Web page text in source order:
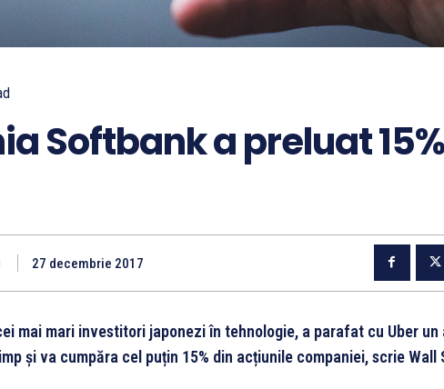
Softbank a preluat
27 decembrie 2017
mai mari investitori japonezi în tehnologie, a parafat cu Uber un
și va cumpăra cel puțin 15% din acțiunile companiei, scrie Wall